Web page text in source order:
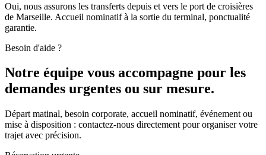
Oui, nous assurons les transferts depuis et vers le port de croisières
de Marseille. Accueil nominatif à la sortie du terminal, ponctualité
garantie.
Besoin d'aide ?
Notre équipe vous accompagne pour les
demandes urgentes ou sur mesure.
Départ matinal, besoin corporate, accueil nominatif, événement ou
mise à disposition : contactez-nous directement pour organiser votre
trajet avec précision.